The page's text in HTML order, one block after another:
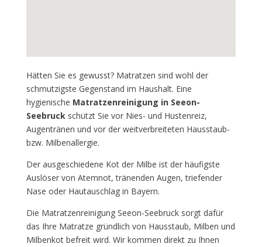
Hätten Sie es gewusst? Matratzen sind wohl der
schmutzigste Gegenstand im Haushalt. Eine
hygienische Matratzenreinigung in Seeon-
Seebruckschützt Sie vor Nies- und Hustenreiz,
Augentränen und vor der weitverbreiteten Hausstaub-
bzw. Milbenallergie.
Der ausgeschiedene Kot der Milbe ist der häufigste
Auslöser von Atemnot, tränenden Augen, triefender
Nase oder Hautauschlag in Bayern.
Die Matratzenreinigung Seeon-Seebruck sorgt dafür
das Ihre Matratze gründlich von Hausstaub, Milben und
Milbenkot befreit wird. Wir kommen direkt zu Ihnen